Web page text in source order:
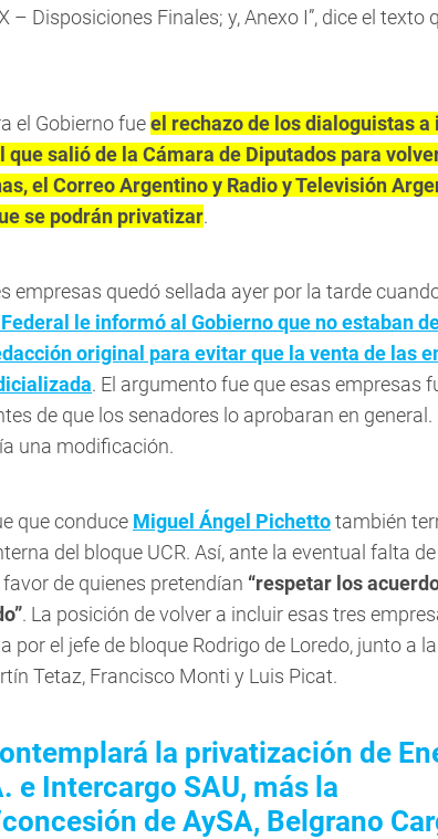
– Disposiciones Finales; y, Anexo I”, dice el texto
el Gobierno fueel rechazo de los dialoguistas a
que salió de la Cámara de Diputados para
el Correo Argentino y Radio y Televisión
se podrán privatizar.
empresas quedó sellada ayer por la tarde
le informó al Gobierno que no estaban
original para evitar que la venta de las
. El argumento fue que esas empresas
de que los senadores lo aprobaran en
una modificación.
que conduce Miguel Ángel Pichettotambién
del bloque UCR. Así, ante la eventual falta
de quienes pretendían “respetar los
. La posición de volver a incluir esas tres
por el jefe de bloque Rodrigo de Loredo, junto a
Tetaz, Francisco Monti y Luis Picat.
la privatización de
e Intercargo SAU, más la
de AySA, Belgrano